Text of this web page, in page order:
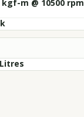
kgf-m @ 10500 rpm